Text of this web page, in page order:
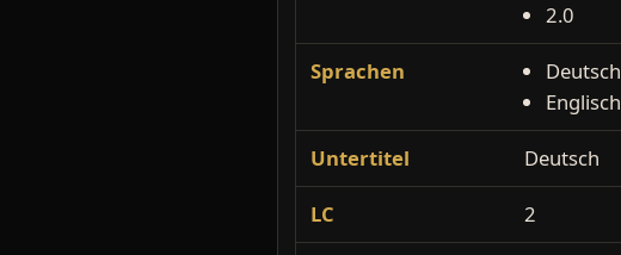
2.0
Sprachen
Deutsch
Englisch
Untertitel Deutsch
LC 2